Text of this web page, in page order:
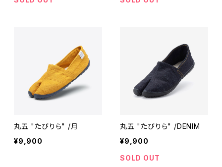
丸五 "たびりら" /月
¥9,900
丸五 "たびりら" /DENIM
¥9,900
SOLD OUT